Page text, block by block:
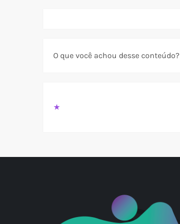
O que você achou desse conteúdo?
★